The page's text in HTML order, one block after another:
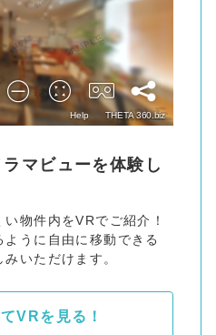
マビューを体験し
物件内をVRでご紹介！
うに自由に移動できる
いただけます。
VRを見る！